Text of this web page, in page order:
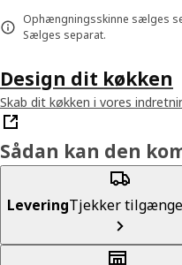
Ophængningsskinne sælges
Sælges separat.
Design dit køkken
Skab dit køkken i vores
Sådan kan den
LeveringTjekker